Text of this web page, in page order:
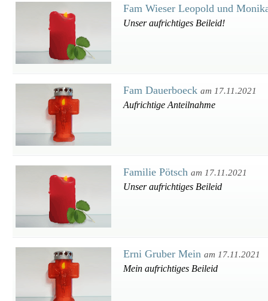
Fam Wieser Leopold und
Unser aufrichtiges Beileid!
Fam Dauerboeck am 17.11.2021
Aufrichtige Anteilnahme
Familie Pötsch am 17.11.2021
Unser aufrichtiges Beileid
Erni Gruber Mein am 17.11.2021
Mein aufrichtiges Beileid